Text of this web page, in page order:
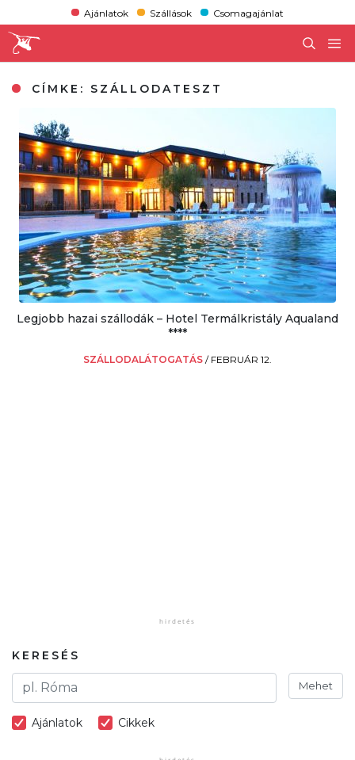
Ajánlatok Szállások Csomagajánlat
CÍMKE: SZÁLLODATESZT
Legjobb hazai szállodák – Hotel Termálkristály Aqualand
****
SZÁLLODALÁTOGATÁS / FEBRUÁR 12.
KERESÉS
Mehet
Ajánlatok Cikkek